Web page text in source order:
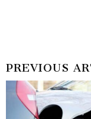
PREVIOUS